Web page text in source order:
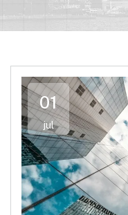
01
jul